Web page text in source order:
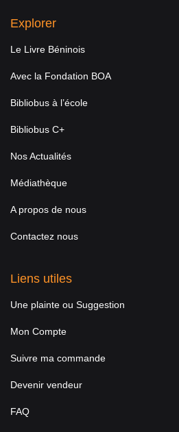
Explorer
Le Livre Béninois
Avec la Fondation BOA
Bibliobus à l’école
Bibliobus C+
Nos Actualités
Médiathèque
A propos de nous
Contactez nous
Liens utiles
Une plainte ou Suggestion
Mon Compte
Suivre ma commande
Devenir vendeur
FAQ